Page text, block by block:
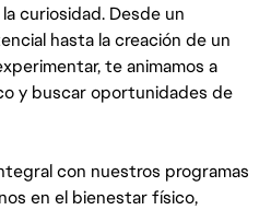
curiosidad. Desde un
hasta la creación de un
te animamos a
y buscar oportunidades de
con nuestros programas
en el bienestar físico,